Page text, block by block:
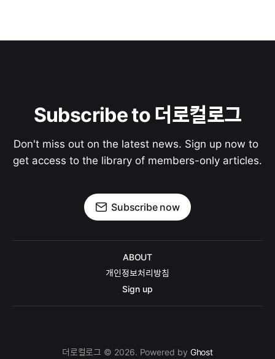
Subscribe to 더로컬로그
Don't miss out on the latest news. Sign up now to
get access to the library of members-only articles.
Subscribe now
ABOUT
개인정보처리방침
Sign up
더로컬로그 © 2026. Powered by Ghost